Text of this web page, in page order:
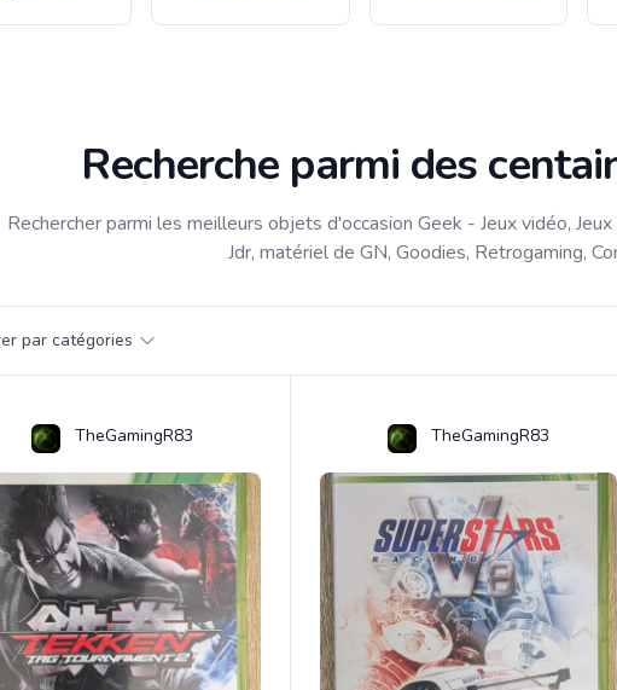
Recherche parmi des
Rechercher parmi les meilleurs objets d'occasion Geek - Jeux vidéo,
Jdr, matériel de GN, Goodies, Retrogaming,
par catégories
TheGamingR83 TheGamingR83